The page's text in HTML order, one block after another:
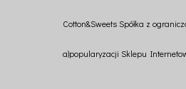
Cotton&Sweets Spółka z
a)popularyzacji Sklepu